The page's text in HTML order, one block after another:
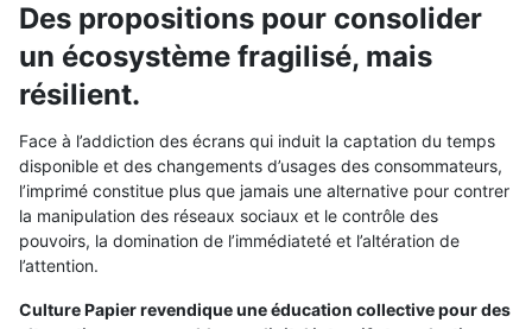
Des propositions pour consolider
un écosystème fragilisé, mais
résilient.
Face à l’addiction des écrans qui induit la captation du temps
disponible et des changements d’usages des consommateurs,
l’imprimé constitue plus que jamais une alternative pour contrer
la manipulation des réseaux sociaux et le contrôle des
pouvoirs, la domination de l’immédiateté et l’altération de
l’attention.
Culture Papier revendique une éducation collective pour des